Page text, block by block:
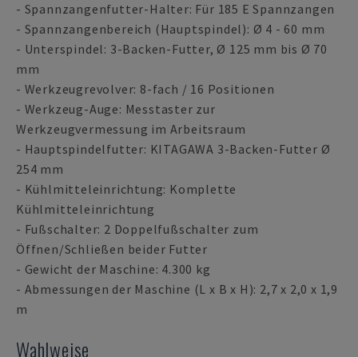
- Spannzangenfutter-Halter: Für 185 E Spannzangen
- Spannzangenbereich (Hauptspindel): Ø 4 - 60 mm
- Unterspindel: 3-Backen-Futter, Ø 125 mm bis Ø 70
mm
- Werkzeugrevolver: 8-fach / 16 Positionen
- Werkzeug-Auge: Messtaster zur
Werkzeugvermessung im Arbeitsraum
- Hauptspindelfutter: KITAGAWA 3-Backen-Futter Ø
254 mm
- Kühlmitteleinrichtung: Komplette
Kühlmitteleinrichtung
- Fußschalter: 2 Doppelfußschalter zum
Öffnen/Schließen beider Futter
- Gewicht der Maschine: 4.300 kg
- Abmessungen der Maschine (L x B x H): 2,7 x 2,0 x 1,9
m
Wahlweise